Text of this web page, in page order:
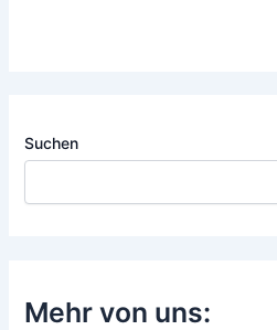
Suchen
Mehr von uns: